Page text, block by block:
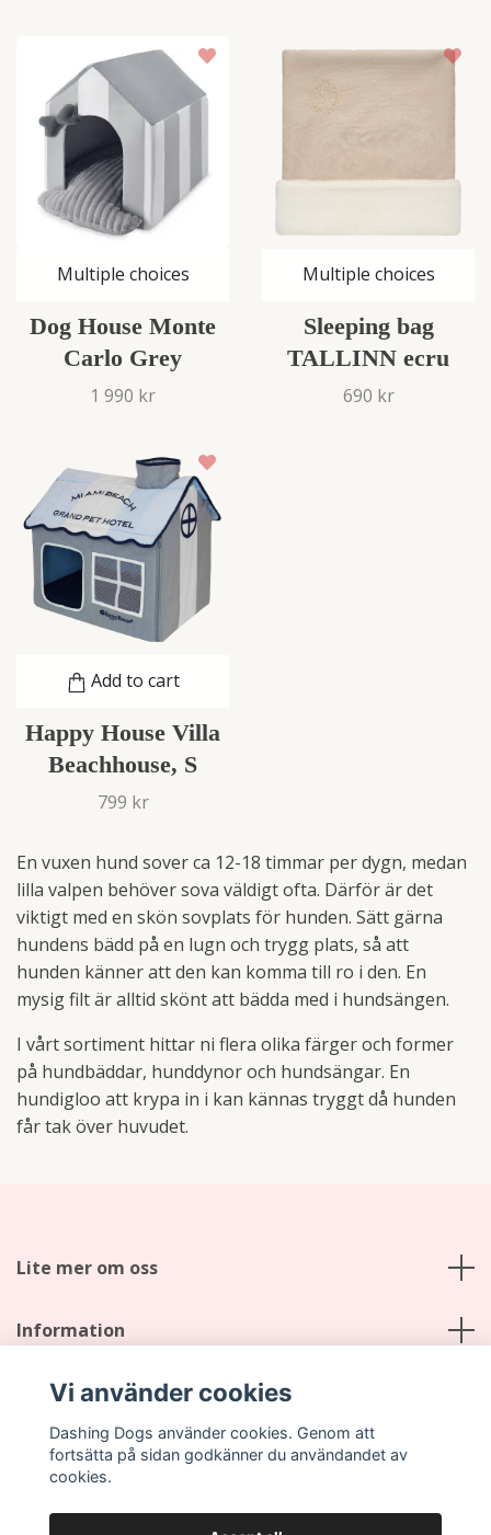
Multiple choices
Dog House Monte
Carlo Grey
1 990 kr
Multiple choices
Sleeping bag
TALLINN ecru
690 kr
Add to cart
Happy House Villa
Beachhouse, S
799 kr
En vuxen hund sover ca 12-18 timmar per dygn, medan
lilla valpen behöver sova väldigt ofta. Därför är det
viktigt med en skön sovplats för hunden. Sätt gärna
hundens bädd på en lugn och trygg plats, så att
hunden känner att den kan komma till ro i den. En
mysig filt är alltid skönt att bädda med i hundsängen.
I vårt sortiment hittar ni flera olika färger och former
på hundbäddar, hunddynor och hundsängar. En
hundigloo att krypa in i kan kännas tryggt då hunden
får tak över huvudet.
Lite mer om oss
Information
Social Media
Vi använder cookies
Dashing Dogs använder cookies. Genom att
fortsätta på sidan godkänner du användandet av
cookies.